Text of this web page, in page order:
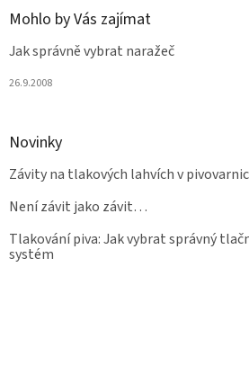
Mohlo by Vás zajímat
Jak správně vybrat naražeč
26.9.2008
Novinky
Závity na tlakových lahvích v
Není závit jako závit…
Tlakování piva: Jak vybrat správný
systém